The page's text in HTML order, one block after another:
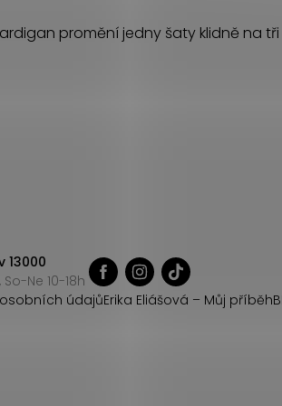
promění jedny šaty klidně na tři
13000
Ne 10-18h
údajůErika Eliášová – Můj příběh